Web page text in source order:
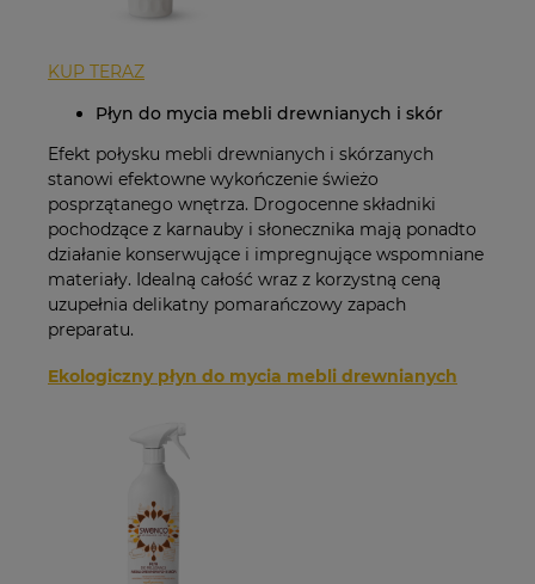
KUP TERAZ
Płyn do mycia mebli drewnianych i skór
Efekt połysku mebli drewnianych i skórzanych
stanowi efektowne wykończenie świeżo
posprzątanego wnętrza. Drogocenne składniki
pochodzące z karnauby i słonecznika mają ponadto
działanie konserwujące i impregnujące wspomniane
materiały. Idealną całość wraz z korzystną ceną
uzupełnia delikatny pomarańczowy zapach
preparatu.
Ekologiczny płyn do mycia mebli drewnianych